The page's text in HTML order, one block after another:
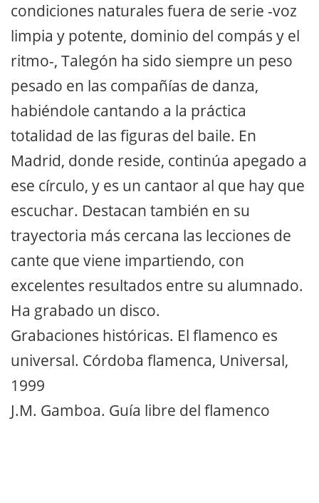
condiciones naturales fuera de serie -voz
limpia y potente, dominio del compás y el
ritmo-, Talegón ha sido siempre un peso
pesado en las compañías de danza,
habiéndole cantando a la práctica
totalidad de las figuras del baile. En
Madrid, donde reside, continúa apegado a
ese círculo, y es un cantaor al que hay que
escuchar. Destacan también en su
trayectoria más cercana las lecciones de
cante que viene impartiendo, con
excelentes resultados entre su alumnado.
Ha grabado un disco.
Grabaciones históricas. El flamenco es
universal. Córdoba flamenca, Universal,
1999
J.M. Gamboa. Guía libre del flamenco